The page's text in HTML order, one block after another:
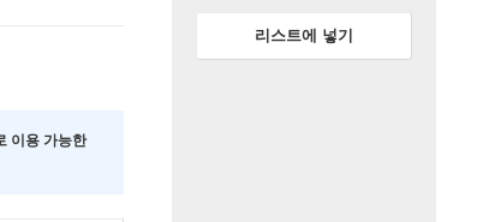
이용 가능한
리스트에 넣기